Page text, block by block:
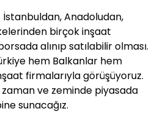
Anadoludan,
birçok inşaat
alınıp satılabilir olması.
hem Balkanlar hem
firmalarıyla görüşüyoruz.
ve zeminde piyasada
sunacağız.